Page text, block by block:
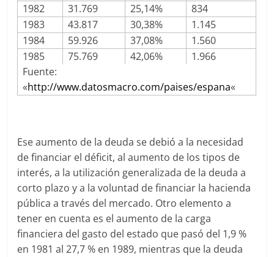
1982
31.769 25,14%
834
1983
43.817 30,38%
1.145
1984
59.926 37,08%
1.560
1985
75.769 42,06%
1.966
Fuente:
«http://www.datosmacro.com/paises/espana«
Ese aumento de la deuda se debió a la necesidad
de financiar el déficit, al aumento de los tipos de
interés, a la utilización generalizada de la deuda a
corto plazo y a la voluntad de financiar la hacienda
pública a través del mercado. Otro elemento a
tener en cuenta es el aumento de la carga
financiera del gasto del estado que pasó del 1,9 %
en 1981 al 27,7 % en 1989, mientras que la deuda